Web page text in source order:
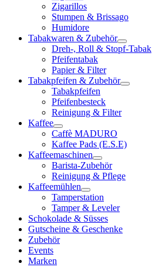
Zigarillos
Stumpen & Brissago
Humidore
Tabakwaren & Zubehör
Dreh-, Roll & Stopf-Tabak
Pfeifentabak
Papier & Filter
Tabakpfeifen & Zubehör
Tabakpfeifen
Pfeifenbesteck
Reinigung & Filter
Kaffee
Caffè MADURO
Kaffee Pads (E.S.E)
Kaffeemaschinen
Barista-Zubehör
Reinigung & Pflege
Kaffeemühlen
Tamperstation
Tamper & Leveler
Schokolade & Süsses
Gutscheine & Geschenke
Zubehör
Events
Marken